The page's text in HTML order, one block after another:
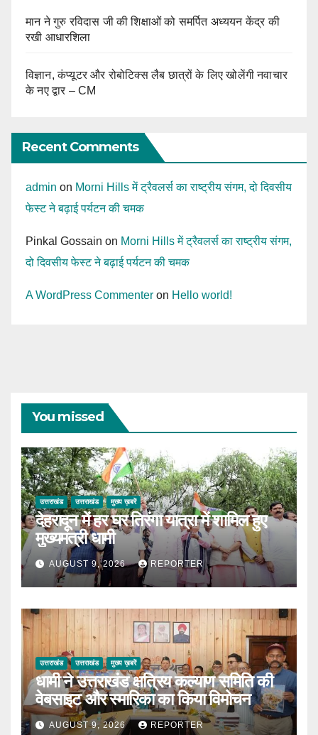
मान ने गुरु रविदास जी की शिक्षाओं को समर्पित अध्ययन केंद्र की
रखी आधारशिला
विज्ञान, कंप्यूटर और रोबोटिक्स लैब छात्रों के लिए खोलेंगी नवाचार
के नए द्वार – CM
Recent Comments
admin on Morni Hills में ट्रैवलर्स का राष्ट्रीय संगम, दो दिवसीय
फेस्ट ने बढ़ाई पर्यटन की चमक
Pinkal Gossain on Morni Hills में ट्रैवलर्स का राष्ट्रीय संगम,
दो दिवसीय फेस्ट ने बढ़ाई पर्यटन की चमक
A WordPress Commenter on Hello world!
You missed
उत्तराखंड उत्तराखंड मुख्य ख़बरें
देहरादून में हर घर तिरंगा यात्रा में शामिल हुए
मुख्यमंत्री धामी
AUGUST 9, 2026 REPORTER
उत्तराखंड उत्तराखंड मुख्य ख़बरें
धामी ने उत्तराखंड क्षत्रिय कल्याण समिति की
वेबसाइट और स्मारिका का किया विमोचन
AUGUST 9, 2026 REPORTER